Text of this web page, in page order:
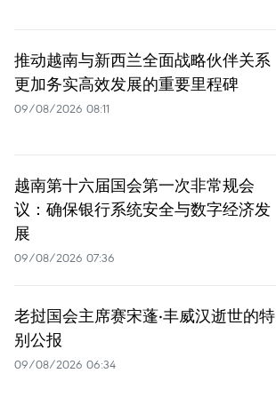
推动越南与新西兰全面战略伙伴关系
更加务实高效发展的重要里程碑
09/08/2026 08:11
越南第十六届国会第一次非常规会
议：确保银行系统安全与数字经济发
展
09/08/2026 07:36
老挝国会主席赛宋蓬·丰威汉逝世的特
别公报
09/08/2026 06:34